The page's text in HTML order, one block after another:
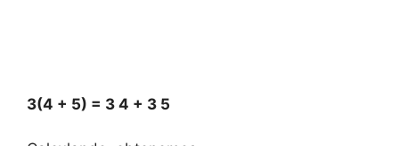
3(4 + 5) ​=⁣ 3 ⁢4 + 3 ⁣5